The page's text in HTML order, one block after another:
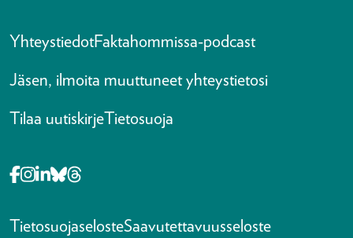
YhteystiedotFaktahommissa-podcast
Jäsen, ilmoita muuttuneet yhteystietosi
Tilaa uutiskirjeTietosuoja
Opens in a new tab Facebook-f
Opens in a new tab Instagram
Opens in a new tab Linkedin-in
Opens in a new tab Bluesky
TietosuojaselosteSaavutettavuusseloste